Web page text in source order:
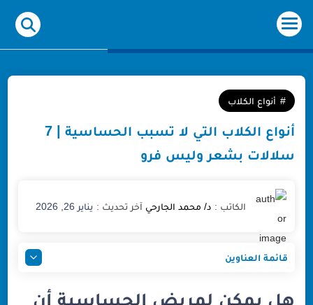
أنواع الكلاب
أنواع الكلاب التي لا تسبب الحساسية | 7
سلالات بشعر وليس فرو
يناير 26, 2026
قائمة العناوين
أفضل أنواع الكلاب التي لا تسبب الحساسية (القائمة
هل يمكن لمريض الحساسية أن